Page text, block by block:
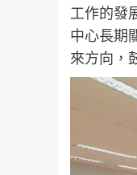
工作的發
中心長期
來方向，